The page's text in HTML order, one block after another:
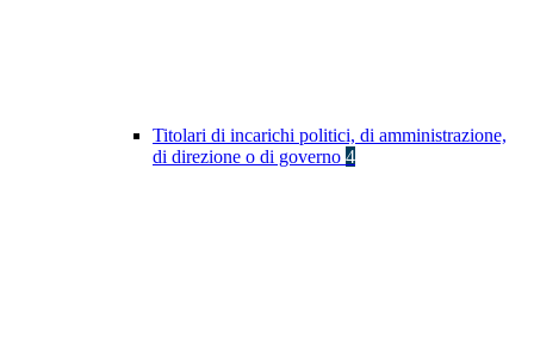
Titolari di incarichi politici, di amministrazione,
di direzione o di governo 4